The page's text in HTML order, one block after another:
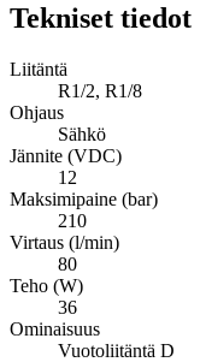
Tekniset tiedot
Liitäntä
R1/2, R1/8
Ohjaus
Sähkö
Jännite (VDC)
12
Maksimipaine (bar)
210
Virtaus (l/min)
80
Teho (W)
36
Ominaisuus
Vuotoliitäntä D